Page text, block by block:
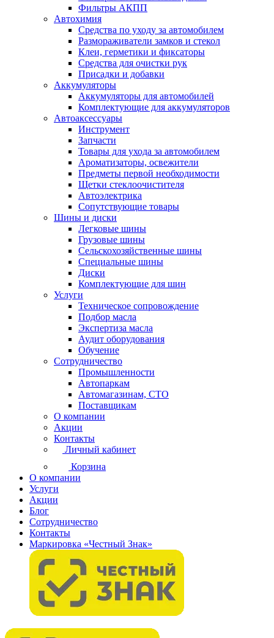
Фильтры АКПП
Автохимия
Средства по уходу за автомобилем
Размораживатели замков и стекол
Клеи, герметики и фиксаторы
Средства для очистки рук
Присадки и добавки
Аккумуляторы
Аккумуляторы для автомобилей
Комплектующие для аккумуляторов
Автоаксессуары
Инструмент
Запчасти
Товары для ухода за автомобилем
Ароматизаторы, освежители
Предметы первой необходимости
Щетки стеклоочистителя
Автоэлектрика
Сопутствующие товары
Шины и диски
Легковые шины
Грузовые шины
Сельскохозяйственные шины
Специальные шины
Диски
Комплектующие для шин
Услуги
Техническое сопровождение
Подбор масла
Экспертиза масла
Аудит оборудования
Обучение
Сотрудничество
Промышленности
Автопаркам
Автомагазинам, СТО
Поставщикам
О компании
Акции
Контакты
Личный кабинет
Корзина
О компании
Услуги
Акции
Блог
Сотрудничество
Контакты
Маркировка «Честный Знак»